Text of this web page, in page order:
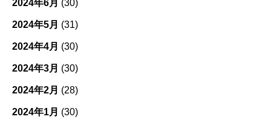
2024年6月 (30)
2024年5月 (31)
2024年4月 (30)
2024年3月 (30)
2024年2月 (28)
2024年1月 (30)